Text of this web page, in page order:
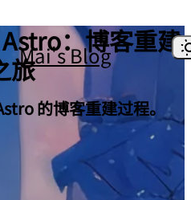
Mai's Blog
：博客重建
旅
的博客重建过程。